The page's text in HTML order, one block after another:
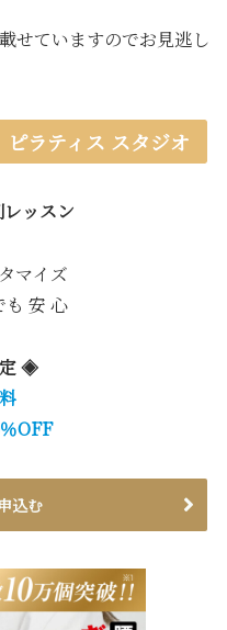
せていますのでお見逃し
ラティス スタジオ
ッスン
マイズ
安 心
◈
OFF
込む